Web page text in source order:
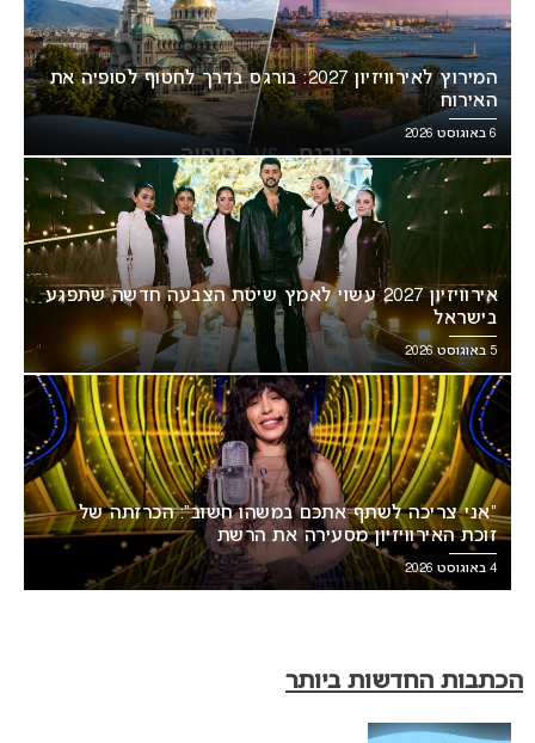
המירוץ לאירוויזיון 2027: בורגס בדרך לחטוף לסופיה את
האירוח
6 באוגוסט 2026
אירוויזיון 2027 עשוי לאמץ שיטת הצבעה חדשה שתפגע
בישראל
5 באוגוסט 2026
“אני צריכה לשתף אתכם במשהו חשוב”: הכרזתה של
זוכת האירוויזיון מסעירה את הרשת
4 באוגוסט 2026
הכתבות החדשות ביותר